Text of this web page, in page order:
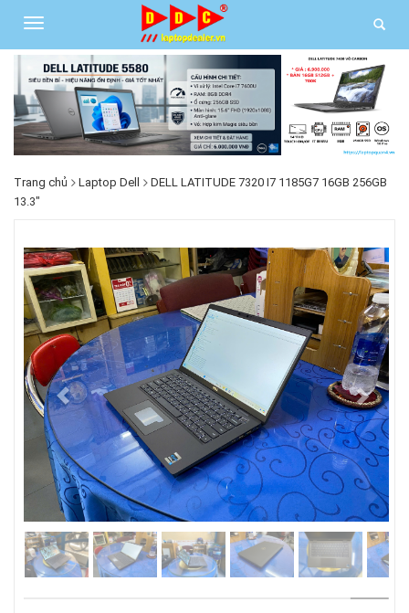
Trang chủ Laptop Dell
DELL LATITUDE 7320 I7 1185G7 16GB 256GB
13.3"